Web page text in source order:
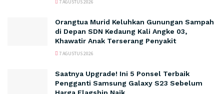
7 AGUSTUS 2026
Orangtua Murid Keluhkan Gunungan Sampah
di Depan SDN Kedaung Kali Angke 03,
Khawatir Anak Terserang Penyakit
7 AGUSTUS 2026
Saatnya Upgrade! Ini 5 Ponsel Terbaik
Pengganti Samsung Galaxy S23 Sebelum